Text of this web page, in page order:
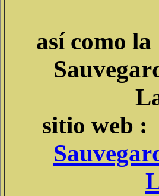
así como
sitio web :